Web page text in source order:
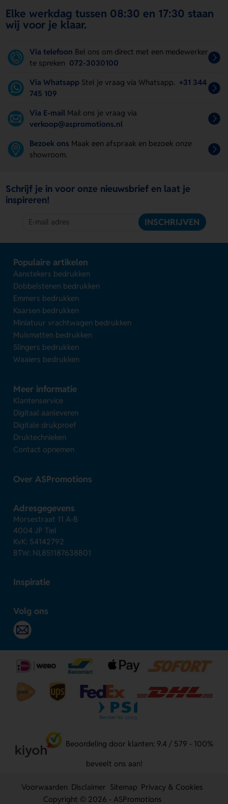
Elke werkdag tussen 08:30 en 17:30 staan
wij voor je klaar.
Via telefoon Bel ons om direct met een medewerker
te spreken 072-3030100
Via Whatsapp Stel je vraag via Whatsapp. +31 344
745 109
Via E-mail Mail ons je vraag via
verkoop@aspromotions.nl
Bezoek ons Maak een afspraak en bezoek onze
showroom.
Schrijf je in voor onze nieuwsbrief en laat je
inspireren!
INSCHRIJVEN
Populaire artikelen
Aanstekers bedrukken
Dobbelstenen bedrukken
Emmers bedrukken
Kaarsen bedrukken
Miniatuur vrachtwagen bedrukken
Muismatten bedrukken
Slingers bedrukken
Waaiers bedrukken
Meer informatie
Klantenservice
Digitaal aanleveren
Digitale drukproef
Druktechnieken
Contact opnemen
Over ASPromotions
Adresgegevens
Morsestraat 11 A-B
4004 JP Tiel
KvK: 54142792
BTW: NL851187638B01
Inspiratie
Volg ons
Beoordeling door klanten: 9.4 / 579 - 100%
beveelt ons aan!
Voorwaarden Disclaimer Sitemap Privacy & Cookies
Copyright © 2026 - ASPromotions